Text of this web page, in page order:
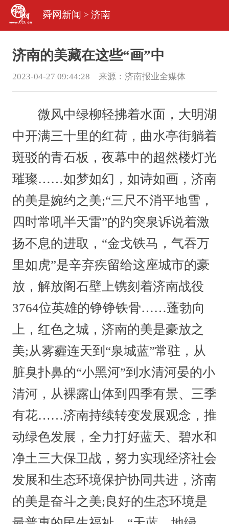
舜网新闻 > 济南
济南的美藏在这些“画”中
2023-04-27 09:44:28 来源： 济南报业全媒体
微风中绿柳轻拂着水面，大明湖
中开满三十里的红荷，曲水亭街躺着
斑驳的青石板，夜幕中的超然楼灯光
璀璨……如梦如幻，如诗如画，济南
的美是婉约之美;“三尺不消平地雪，
四时常吼半天雷”的趵突泉诉说着激
扬不息的进取，“金戈铁马，气吞万
里如虎”是辛弃疾留给这座城市的豪
放，解放阁石壁上镌刻着济南战役
3764位英雄的铮铮铁骨……蓬勃向
上，红色之城，济南的美是豪放之
美;从雾霾连天到“泉城蓝”常驻，从
脏臭扑鼻的“小黑河”到水清河晏的小
清河，从裸露山体到四季有景、三季
有花……济南持续转变发展观念，推
动绿色发展，全力打好蓝天、碧水和
净土三大保卫战，努力实现经济社会
发展和生态环境保护协同共进，济南
的美是奋斗之美;良好的生态环境是